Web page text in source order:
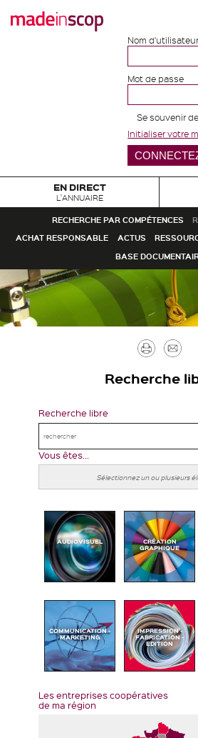
Nom
Mot de passe
Se souvenir
Initialiser votre
EN DIRECT
L'ANNUAIRE
RECHERCHE PAR COMPÉTENCES
ACHAT RESPONSABLE
ACTUS
BASE
Imprimer
Recherche
Recherche libre
Vous êtes...
AUDIOVISUEL CRÉATION
GRAPHIQUE
COMMUNICATION -
MARKETING
IMPRESSION -
FABRICATION -
EDITION
Les entreprises coopératives
de ma région